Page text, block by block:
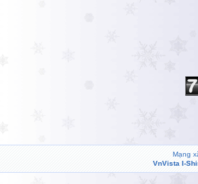
Mạng
VnVista I-